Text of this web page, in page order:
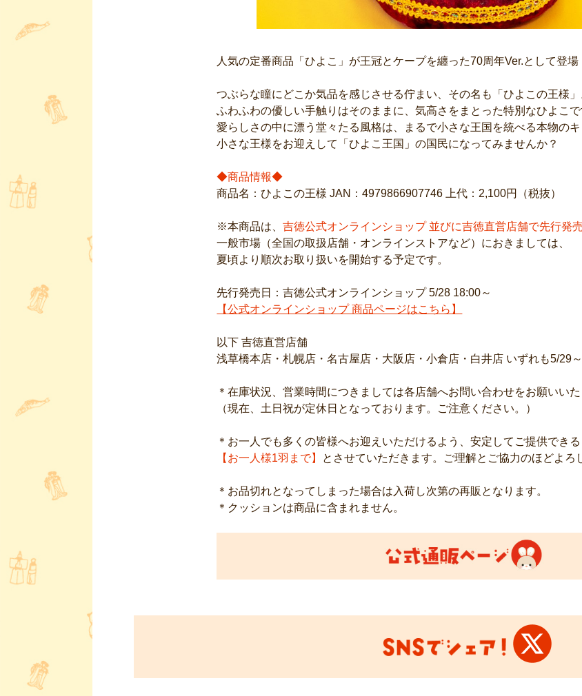
人気の定番商品「ひよこ」が王冠とケープを纏った70周年Ver.として登場
つぶらな瞳にどこか気品を感じさせる佇まい、その名も「ひよこの王様」
ふわふわの優しい手触りはそのままに、気高さをまとった特別なひよこで
愛らしさの中に漂う堂々たる風格は、まるで小さな王国を統べる本物の
小さな王様をお迎えして「ひよこ王国」の国民になってみませんか？
◆商品情報◆
商品名：ひよこの王様 JAN：4979866907746 上代：2,100円（税抜）
※本商品は、吉徳公式オンラインショップ 並びに吉徳直営店舗で先行発売
一般市場（全国の取扱店舗・オンラインストアなど）におきましては、
夏頃より順次お取り扱いを開始する予定です。
【公式オンラインショップ 商品ページはこちら】
以下 吉徳直営店舗
浅草橋本店・札幌店・名古屋店・大阪店・小倉店・白井店 いずれも5/29～
＊在庫状況、営業時間につきましては各店舗へお問い合わせをお願いいた
（現在、土日祝が定休日となっております。ご注意ください。）
【お一人様1羽まで】 とさせていただきます。ご理解とご協力のほどよろ
＊お品切れとなってしまった場合は入荷し次第の再販となります。
＊クッションは商品に含まれません。